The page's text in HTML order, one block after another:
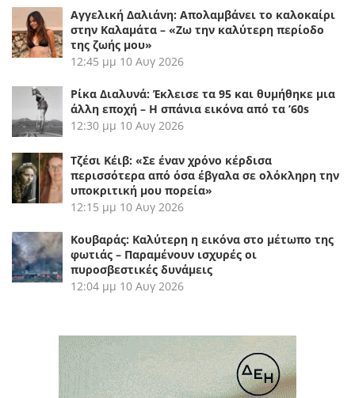
Αγγελική Δαλιάνη: Απολαμβάνει το καλοκαίρι
στην Καλαμάτα – «Ζω την καλύτερη περίοδο
της ζωής μου»
12:45 μμ 10 Αυγ 2026
Ρίκα Διαλυνά: Έκλεισε τα 95 και θυμήθηκε μια
άλλη εποχή – Η σπάνια εικόνα από τα ’60s
12:30 μμ 10 Αυγ 2026
Τζέσι Κέιβ: «Σε έναν χρόνο κέρδισα
περισσότερα από όσα έβγαλα σε ολόκληρη την
υποκριτική μου πορεία»
12:15 μμ 10 Αυγ 2026
Κουβαράς: Καλύτερη η εικόνα στο μέτωπο της
φωτιάς – Παραμένουν ισχυρές οι
πυροσβεστικές δυνάμεις
12:04 μμ 10 Αυγ 2026